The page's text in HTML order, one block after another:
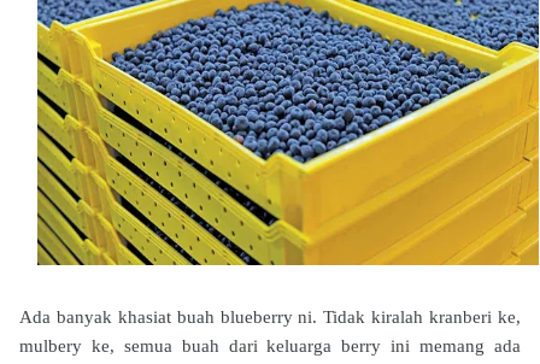
Ada banyak khasiat buah blueberry ni. Tidak kiralah kranberi ke,
mulbery ke, semua buah dari keluarga berry ini memang ada